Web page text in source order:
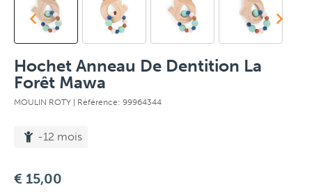
Hochet Anneau De Dentition La
Forêt Mawa
MOULIN ROTY | Référence: 99964344
-12 mois
€ 15,00